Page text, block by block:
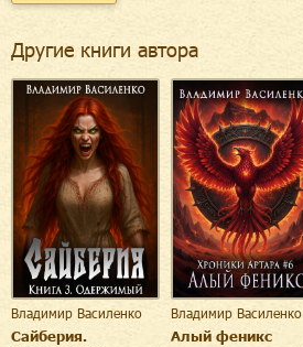
Другие книги автора
Владимир Василенко
Сайберия.
Владимир Василенко
Алый феникс